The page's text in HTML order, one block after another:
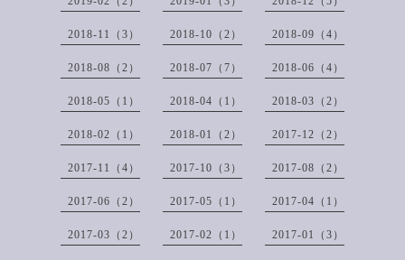
2018-11（3） 2018-10（2） 2018-09（4）
2018-08（2） 2018-07（7） 2018-06（4）
2018-05（1） 2018-04（1） 2018-03（2）
2018-02（1） 2018-01（2） 2017-12（2）
2017-11（4） 2017-10（3） 2017-08（2）
2017-06（2） 2017-05（1） 2017-04（1）
2017-03（2） 2017-02（1） 2017-01（3）